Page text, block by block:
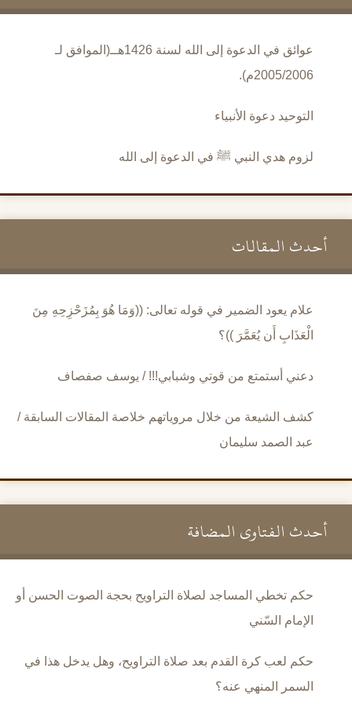
عوائق في الدعوة إلى الله لسنة 1426هــ(الموافق لـ
2005/2006م).
التوحيد دعوة الأنبياء
لزوم هدي النبي ﷺ في الدعوة إلى الله
أحدث المقالات
علام يعود الضمير في قوله تعالى: ((وَمَا هُوَ بِمُزَحْزِحِهِ مِنَ
الْعَذَابِ أَن يُعَمَّرَ ))؟
دعني أستمتع من قوتي وشبابي!!! / يوسف صفصاف
كشف الشيعة من خلال مروياتهم خلاصة المقالات السابقة /
عبد الصمد سليمان
أحدث الفتاوى المضافة
حكم تخطي المساجد لصلاة التراويح بحجة الصوت الحسن أو
الإمام السّني
حكم لعب كرة القدم بعد صلاة التراويح، وهل يدخل هذا في
السمر المنهي عنه؟